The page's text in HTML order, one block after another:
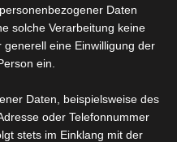
und hautschonend
Methode hält ca. 5 – 6
nutzten Wachs für eine
Daten
solche Verarbeitung keine
eine Einwilligung der
ein.
Daten, beispielsweise des
oder Telefonnummer
stets im Einklang mit der